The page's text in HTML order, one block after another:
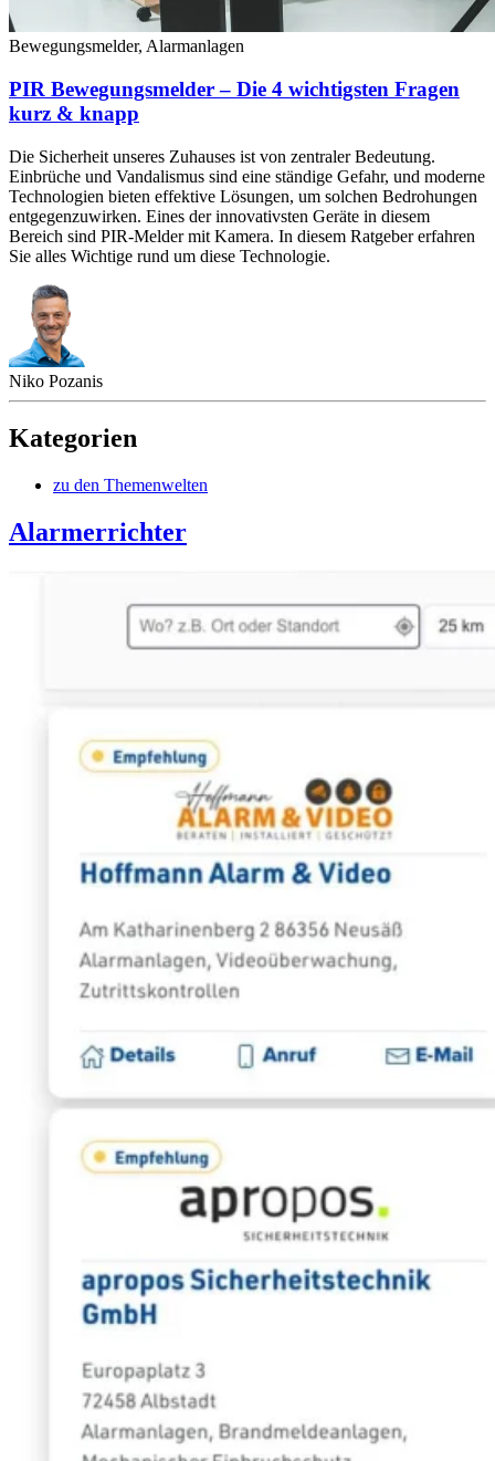
Bewegungsmelder, Alarmanlagen
PIR Bewegungsmelder – Die 4 wichtigsten Fragen
kurz & knapp
Die Sicherheit unseres Zuhauses ist von zentraler Bedeutung.
Einbrüche und Vandalismus sind eine ständige Gefahr, und moderne
Technologien bieten effektive Lösungen, um solchen Bedrohungen
entgegenzuwirken. Eines der innovativsten Geräte in diesem
Bereich sind PIR-Melder mit Kamera. In diesem Ratgeber erfahren
Sie alles Wichtige rund um diese Technologie.
Niko Pozanis
Kategorien
zu den Themenwelten
Alarmerrichter